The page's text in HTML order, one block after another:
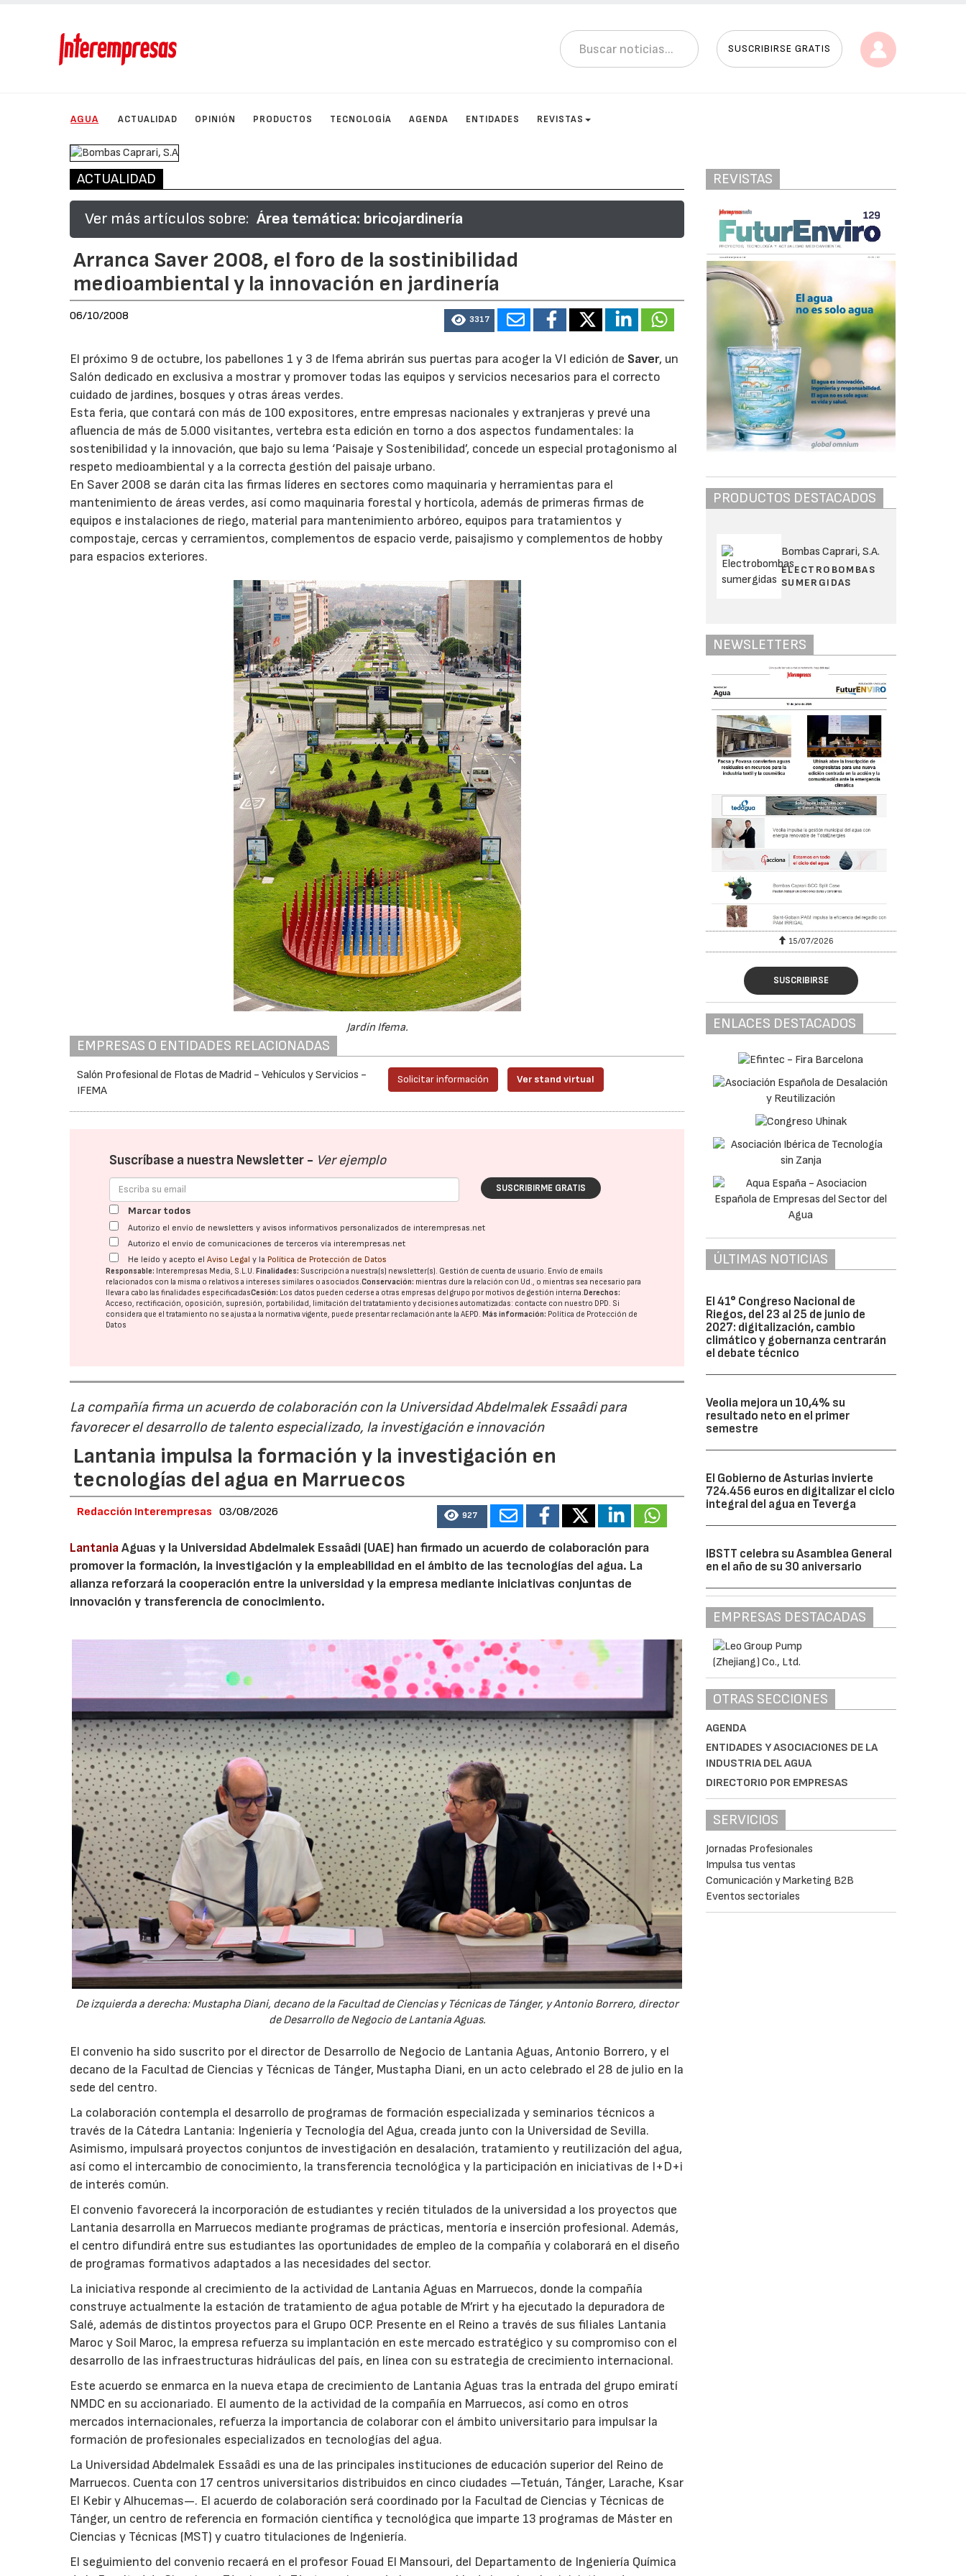
SUSCRIBIRSE GRATIS
AGUA ACTUALIDAD OPINIÓN PRODUCTOS TECNOLOGÍA AGENDA ENTIDADES REVISTAS
ACTUALIDAD
Ver más artículos sobre: Área temática: bricojardinería
Arranca Saver 2008, el foro de la sostinibilidad
medioambiental y la innovación en jardinería
06/10/2008 3317
El próximo 9 de octubre, los pabellones 1 y 3 de Ifema abrirán sus puertas para acoger la VI edición de Saver, un
Salón dedicado en exclusiva a mostrar y promover todas las equipos y servicios necesarios para el correcto
cuidado de jardines, bosques y otras áreas verdes.
Esta feria, que contará con más de 100 expositores, entre empresas nacionales y extranjeras y prevé una
afluencia de más de 5.000 visitantes, vertebra esta edición en torno a dos aspectos fundamentales: la
sostenibilidad y la innovación, que bajo su lema ‘Paisaje y Sostenibilidad’, concede un especial protagonismo al
respeto medioambiental y a la correcta gestión del paisaje urbano.
En Saver 2008 se darán cita las firmas líderes en sectores como maquinaria y herramientas para el
mantenimiento de áreas verdes, así como maquinaria forestal y hortícola, además de primeras firmas de
equipos e instalaciones de riego, material para mantenimiento arbóreo, equipos para tratamientos y
compostaje, cercas y cerramientos, complementos de espacio verde, paisajismo y complementos de hobby
para espacios exteriores.
Jardín Ifema.
EMPRESAS O ENTIDADES RELACIONADAS
Salón Profesional de Flotas de Madrid - Vehículos y Servicios -
IFEMA
Solicitar información Ver stand virtual
Suscríbase a nuestra Newsletter - Ver ejemplo
SUSCRIBIRME GRATIS
Marcar todos
Autorizo el envío de newsletters y avisos informativos personalizados de interempresas.net
Autorizo el envío de comunicaciones de terceros vía interempresas.net
He leído y acepto elAviso Legal y la Política de Protección de Datos
Responsable: Interempresas Media, S.L.U.Finalidades: Suscripción a nuestra(s) newsletter(s). Gestión de cuenta de usuario. Envío de emails
relacionados con la misma o relativos a intereses similares o asociados.Conservación: mientras dure la relación con Ud., o mientras sea necesario para
llevar a cabo las finalidades especificadasCesión: Los datos pueden cederse a otras empresas del grupo por motivos de gestión interna.Derechos:
Acceso, rectificación, oposición, supresión, portabilidad, limitación del tratatamiento y decisiones automatizadas: contacte con nuestro DPD. Si
considera que el tratamiento no se ajusta a la normativa vigente, puede presentar reclamación ante laAEPD.Más información: Política de Protección de
Datos
La compañía firma un acuerdo de colaboración con la Universidad Abdelmalek Essaâdi para
favorecer el desarrollo de talento especializado, la investigación e innovación
Lantania impulsa la formación y la investigación en
tecnologías del agua en Marruecos
Redacción Interempresas 03/08/2026 927
LantaniaAguas y la Universidad Abdelmalek Essaâdi (UAE) han firmado un acuerdo de colaboración para
promover la formación, la investigación y la empleabilidad en el ámbito de las tecnologías del agua. La
alianza reforzará la cooperación entre la universidad y la empresa mediante iniciativas conjuntas de
innovación y transferencia de conocimiento.
De izquierda a derecha: Mustapha Diani, decano de la Facultad de Ciencias y Técnicas de Tánger, y Antonio Borrero, director
de Desarrollo de Negocio de Lantania Aguas.
El convenio ha sido suscrito por el director de Desarrollo de Negocio de Lantania Aguas, Antonio Borrero, y el
decano de la Facultad de Ciencias y Técnicas de Tánger, Mustapha Diani, en un acto celebrado el 28 de julio en la
sede del centro.
La colaboración contempla el desarrollo de programas de formación especializada y seminarios técnicos a
través de la Cátedra Lantania: Ingeniería y Tecnología del Agua, creada junto con la Universidad de Sevilla.
Asimismo, impulsará proyectos conjuntos de investigación en desalación, tratamiento y reutilización del agua,
así como el intercambio de conocimiento, la transferencia tecnológica y la participación en iniciativas de I+D+i
de interés común.
El convenio favorecerá la incorporación de estudiantes y recién titulados de la universidad a los proyectos que
Lantania desarrolla en Marruecos mediante programas de prácticas, mentoría e inserción profesional. Además,
el centro difundirá entre sus estudiantes las oportunidades de empleo de la compañía y colaborará en el diseño
de programas formativos adaptados a las necesidades del sector.
La iniciativa responde al crecimiento de la actividad de Lantania Aguas en Marruecos, donde la compañía
construye actualmente la estación de tratamiento de agua potable de M’rirt y ha ejecutado la depuradora de
Salé, además de distintos proyectos para el Grupo OCP. Presente en el Reino a través de sus filiales Lantania
Maroc y Soil Maroc, la empresa refuerza su implantación en este mercado estratégico y su compromiso con el
desarrollo de las infraestructuras hidráulicas del país, en línea con su estrategia de crecimiento internacional.
Este acuerdo se enmarca en la nueva etapa de crecimiento de Lantania Aguas tras la entrada del grupo emiratí
NMDC en su accionariado. El aumento de la actividad de la compañía en Marruecos, así como en otros
mercados internacionales, refuerza la importancia de colaborar con el ámbito universitario para impulsar la
formación de profesionales especializados en tecnologías del agua.
La Universidad Abdelmalek Essaâdi es una de las principales instituciones de educación superior del Reino de
Marruecos. Cuenta con 17 centros universitarios distribuidos en cinco ciudades —Tetuán, Tánger, Larache, Ksar
El Kebir y Alhucemas—. El acuerdo de colaboración será coordinado por la Facultad de Ciencias y Técnicas de
Tánger, un centro de referencia en formación científica y tecnológica que imparte 13 programas de Máster en
Ciencias y Técnicas (MST) y cuatro titulaciones de Ingeniería.
El seguimiento del convenio recaerá en el profesor Fouad El Mansouri, del Departamento de Ingeniería Química
REVISTAS
PRODUCTOS DESTACADOS
Bombas Caprari, S.A.
ELECTROBOMBAS
SUMERGIDAS
NEWSLETTERS
15/07/2026 15/07/2026
SUSCRIBIRSE
ENLACES DESTACADOS
ÚLTIMAS NOTICIAS
El 41° Congreso Nacional de
Riegos, del 23 al 25 de junio de
2027: digitalización, cambio
climático y gobernanza centrarán
el debate técnico
Veolia mejora un 10,4% su
resultado neto en el primer
semestre
El Gobierno de Asturias invierte
724.456 euros en digitalizar el ciclo
integral del agua en Teverga
IBSTT celebra su Asamblea General
en el año de su 30 aniversario
EMPRESAS DESTACADAS
OTRAS SECCIONES
AGENDA
ENTIDADES Y ASOCIACIONES DE LA
INDUSTRIA DEL AGUA
DIRECTORIO POR EMPRESAS
SERVICIOS
Jornadas Profesionales
Impulsa tus ventas
Comunicación y Marketing B2B
Eventos sectoriales